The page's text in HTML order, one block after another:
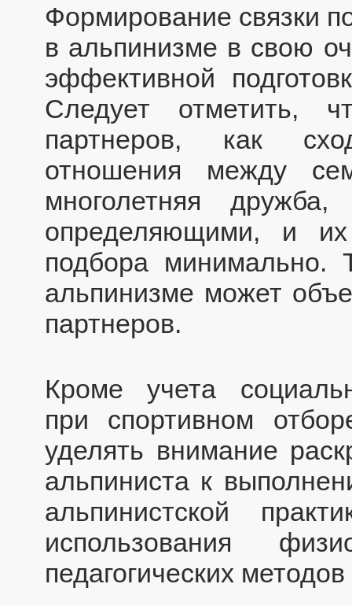
Формирование связки
в альпинизме в свою
эффективной
Следует отметить,
партнеров, как
отношения между
многолетняя
определяющими, и их
подбора минимально.
альпинизме может
партнеров.
Кроме учета
при спортивном
уделять внимание
альпиниста к
альпинистской
использования
педагогических